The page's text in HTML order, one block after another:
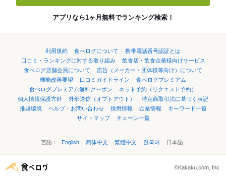
アプリなら1ヶ月無料でランキング検索！
利用規約 食べログについて
携帯電話番号認証とは
口コミ・ランキングに対する取り組み
飲食店・飲食企業様向けサービス
食べログ店舗会員について
広告（メーカー・団体様等向け）について
機能改善要望
口コミガイドライン
食べログプレミアム
食べログプレミアム無料クーポン
ネット予約（リクエスト予約）
個人情報保護方針
外部送信（オプトアウト）
特定商取引法に基づく表記
推奨環境
ヘルプ・お問い合わせ 採用情報 企業情報
キーワード一覧
サイトマップ
チェーン一覧
言語： English 简体中文 繁體中文 한국어 日本語
©Kakaku.com, Inc.